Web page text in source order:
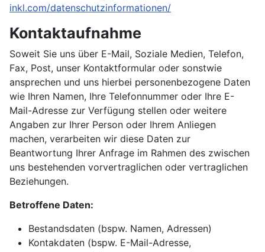
inkl.com/datenschutzinformationen/
Kontaktaufnahme
Soweit Sie uns über E-Mail, Soziale Medien, Telefon,
Fax, Post, unser Kontaktformular oder sonstwie
ansprechen und uns hierbei personenbezogene Daten
wie Ihren Namen, Ihre Telefonnummer oder Ihre E-
Mail-Adresse zur Verfügung stellen oder weitere
Angaben zur Ihrer Person oder Ihrem Anliegen
machen, verarbeiten wir diese Daten zur
Beantwortung Ihrer Anfrage im Rahmen des zwischen
uns bestehenden vorvertraglichen oder vertraglichen
Beziehungen.
Betroffene Daten:
Bestandsdaten (bspw. Namen, Adressen)
Kontakdaten (bspw. E-Mail-Adresse,